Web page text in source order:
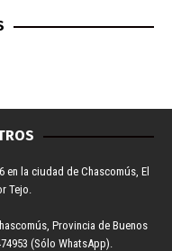
en la ciudad de Chascomús, El
Tejo.
Provincia de Buenos
(Sólo WhatsApp).